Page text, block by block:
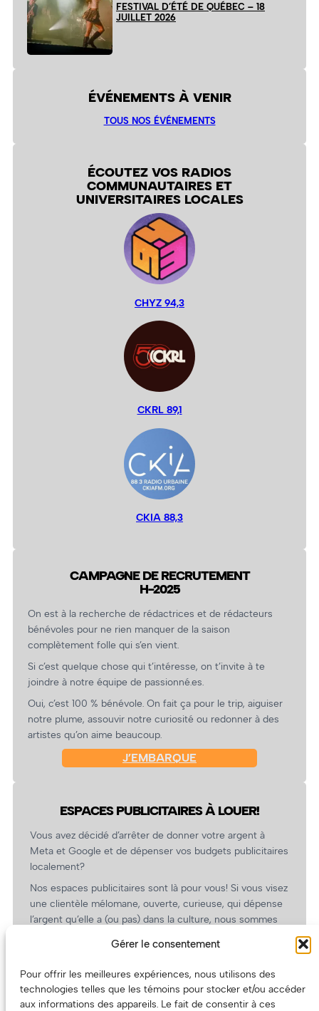
Gérer le consentement
Pour offrir les meilleures expériences, nous utilisons des
technologies telles que les témoins pour stocker et/ou accéder
aux informations des appareils. Le fait de consentir à ces
FESTIVAL D’ÉTÉ DE QUÉBEC – 18
JUILLET 2026
ÉVÉNEMENTS À VENIR
TOUS NOS ÉVÉNEMENTS
ÉCOUTEZ VOS RADIOS
COMMUNAUTAIRES ET
UNIVERSITAIRES LOCALES
CHYZ 94,3
CKRL 89,1
CKIA 88,3
CAMPAGNE DE RECRUTEMENT
H-2025
On est à la recherche de rédactrices et de rédacteurs
bénévoles pour ne rien manquer de la saison
complètement folle qui s’en vient.
Si c’est quelque chose qui t’intéresse, on t’invite à te
joindre à notre équipe de passionné.es.
Oui, c’est 100 % bénévole. On fait ça pour le trip, aiguiser
notre plume, assouvir notre curiosité ou redonner à des
artistes qu’on aime beaucoup.
J’EMBARQUE
ESPACES PUBLICITAIRES À LOUER!
Vous avez décidé d’arrêter de donner votre argent à
Meta et Google et de dépenser vos budgets publicitaires
localement?
Nos espaces publicitaires sont là pour vous! Si vous visez
une clientèle mélomane, ouverte, curieuse, qui dépense
l’argent qu’elle a (ou pas) dans la culture, nous sommes
revient.
(Oui, on va avoir des tarifs spéciaux pour vous, les